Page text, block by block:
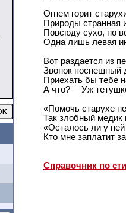
Огнем горит
Природы странная
Повсюду сухо, но
Одна лишь левая
Вот раздается из
Звонок поспешный
Приехать бы тебе
А что?— Уж
«Помочь старухе
Так злобный медик
«Осталось ли у
Кто мне заплатит
Справочник по